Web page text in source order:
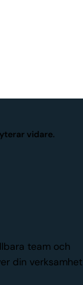
vidare.
team och
din verksamhet